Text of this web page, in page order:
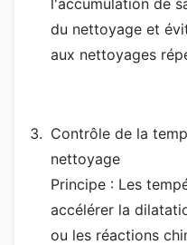
l'accumulation de
du nettoyage et
aux nettoyages
Contrôle de la
nettoyage
Principe : Les
accélérer la
ou les réactions